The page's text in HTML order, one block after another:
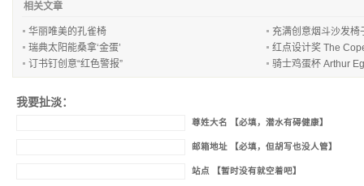
相关文章
华丽唯美的孔雀椅
充满创意烟斗沙发椅
瑞典太阳能桑拿‘金蛋’
红点设计奖 The
订书钉创意“红色警报”
骑士鸡蛋杯 Arthur
我要扯淡：
尊姓大名 【必填，潜水有碍健康】
邮箱地址 【必填，但胡写也没人管】
站点 【暂时没有就空着吧】